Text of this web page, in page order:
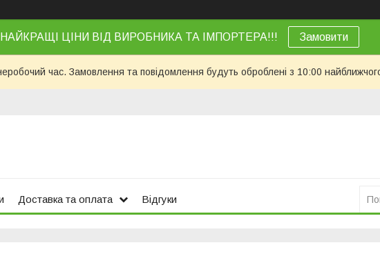
НАЙКРАЩІ ЦІНИ ВІД ВИРОБНИКА ТА ІМПОРТЕРА!!! Замовити
час. Замовлення та повідомлення будуть оброблені з 10:00
Доставка та оплата Відгуки